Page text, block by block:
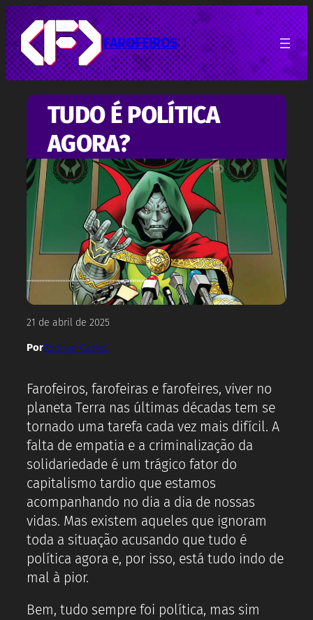
Pular
para
o
conteúdo
FAROFEIROS
TUDO É POLÍTICA
AGORA?
21 de abril de 2025
PorRodrigo Castro
Farofeiros, farofeiras e farofeires, viver no
planeta Terra nas últimas décadas tem se
tornado uma tarefa cada vez mais difícil. A
falta de empatia e a criminalização da
solidariedade é um trágico fator do
capitalismo tardio que estamos
acompanhando no dia a dia de nossas
vidas. Mas existem aqueles que ignoram
toda a situação acusando que tudo é
política agora e, por isso, está tudo indo de
mal à pior.
Bem, tudo sempre foi política, mas sim